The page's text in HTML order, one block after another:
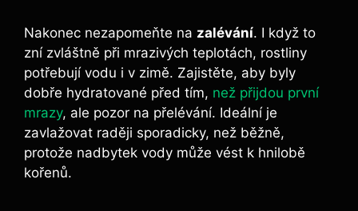
Nakonec nezapomeňte na zalévání. I když to
zní zvláštně při mrazivých teplotách, rostliny
potřebují vodu i v zimě. Zajistěte, aby byly
dobře hydratované před tím, než přijdou první
mrazy, ale pozor na přelévání. Ideální je
zavlažovat raději sporadicky, než běžně,
protože nadbytek vody může vést k hnilobě
kořenů.